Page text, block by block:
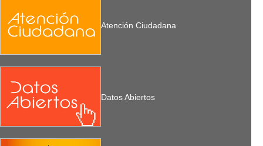
Atención Ciudadana
Datos Abiertos